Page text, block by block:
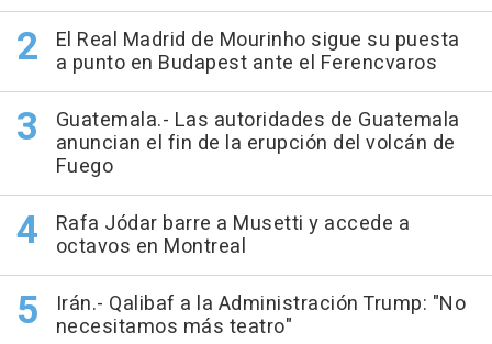
El Real Madrid de Mourinho sigue su puesta
a punto en Budapest ante el Ferencvaros
Guatemala.- Las autoridades de Guatemala
anuncian el fin de la erupción del volcán de
Fuego
Rafa Jódar barre a Musetti y accede a
octavos en Montreal
Irán.- Qalibaf a la Administración Trump: "No
necesitamos más teatro"